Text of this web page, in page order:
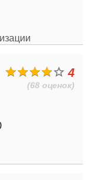
4
(68 оценок)